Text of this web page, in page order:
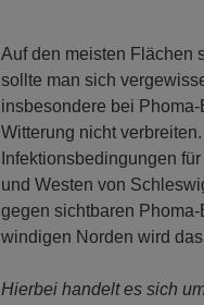
Auf den meisten Flächen
sollte man sich
insbesondere bei
Witterung nicht
Infektionsbedingungen
und Westen von
gegen sichtbaren
windigen Norden wird
Hierbei handelt es sich